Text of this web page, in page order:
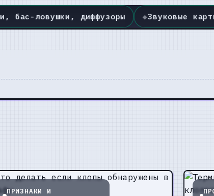
◆Звуковые карты: выбор интерфейса под
ПРИЗНАКИ И